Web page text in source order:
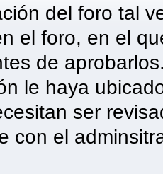
del foro tal
el foro, en el
de
le haya
ser
con el